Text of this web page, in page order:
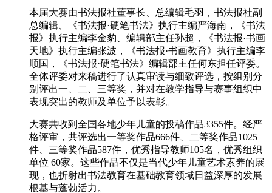
本届大赛由书法报社董事长、总编辑毛羽，书法报社副
总编辑、《书法报·硬笔书法》执行主编严海南，《书法
报》执行主编李金豹、编辑部主任孙超，《书法报·书画
天地》执行主编张波，《书法报·书画教育》执行主编李
顺国，《书法报·硬笔书法》编辑部主任何东担任评委。
全体评委对来稿进行了认真审读与细致评选，按组别分
别评出一、二、三等奖，并对在教学指导与赛事组织中
表现突出的教师及单位予以表彰。
大赛共收到全国各地少年儿童的投稿作品3355件。经严
格评审，共评选出一等奖作品666件、二等奖作品1025
件、三等奖作品587件，优秀指导教师105名，优秀组织
单位 60家。这些作品不仅是当代少年儿童艺术素养的展
现，也折射出书法教育在基础教育领域日益深厚的发展
根基与蓬勃活力。